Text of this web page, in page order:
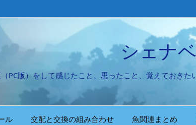
シェナ
PC版）をして感じたこと、思ったこと、覚えておき
ル 交配と交換の組み合わせ 魚関連まとめ